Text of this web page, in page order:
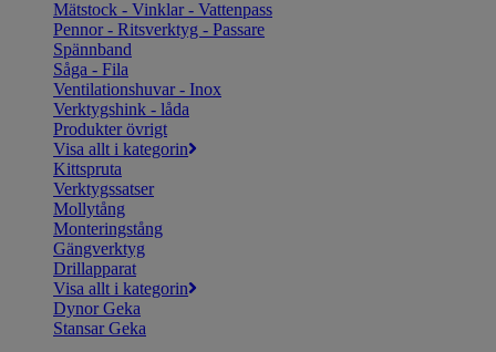
Mätstock - Vinklar - Vattenpass
Pennor - Ritsverktyg - Passare
Spännband
Såga - Fila
Ventilationshuvar - Inox
Verktygshink - låda
Produkter övrigt
Visa allt i kategorin
Kittspruta
Verktygssatser
Mollytång
Monteringstång
Gängverktyg
Drillapparat
Visa allt i kategorin
Dynor Geka
Stansar Geka